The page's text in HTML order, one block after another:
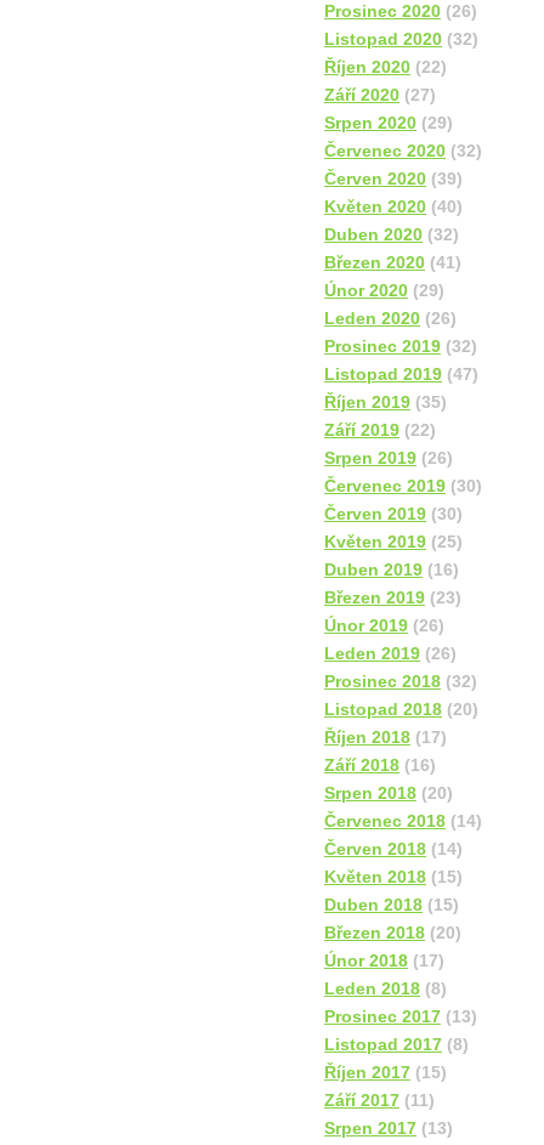
Prosinec 2020 (26)
Listopad 2020 (32)
Říjen 2020 (22)
Září 2020 (27)
Srpen 2020 (29)
Červenec 2020 (32)
Červen 2020 (39)
Květen 2020 (40)
Duben 2020 (32)
Březen 2020 (41)
Únor 2020 (29)
Leden 2020 (26)
Prosinec 2019 (32)
Listopad 2019 (47)
Říjen 2019 (35)
Září 2019 (22)
Srpen 2019 (26)
Červenec 2019 (30)
Červen 2019 (30)
Květen 2019 (25)
Duben 2019 (16)
Březen 2019 (23)
Únor 2019 (26)
Leden 2019 (26)
Prosinec 2018 (32)
Listopad 2018 (20)
Říjen 2018 (17)
Září 2018 (16)
Srpen 2018 (20)
Červenec 2018 (14)
Červen 2018 (14)
Květen 2018 (15)
Duben 2018 (15)
Březen 2018 (20)
Únor 2018 (17)
Leden 2018 (8)
Prosinec 2017 (13)
Listopad 2017 (8)
Říjen 2017 (15)
Září 2017 (11)
Srpen 2017 (13)